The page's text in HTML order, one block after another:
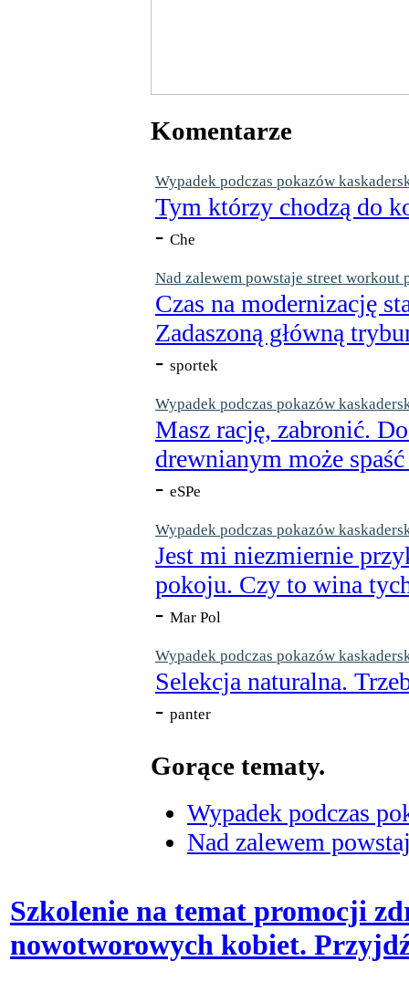
Komentarze
Wypadek podczas pokazów
Tym którzy chodzą do
- Che
Nad zalewem powstaje street workout
Czas na modernizację
Zadaszoną główną
- sportek
Wypadek podczas pokazów
Masz rację, zabronić.
drewnianym może
- eSPe
Wypadek podczas pokazów
Jest mi niezmiernie
pokoju. Czy to wina
- Mar Pol
Wypadek podczas pokazów
Selekcja naturalna.
- panter
Gorące tematy.
Wypadek podczas
Nad zalewem
Szkolenie na temat promocji
nowotworowych kobiet.